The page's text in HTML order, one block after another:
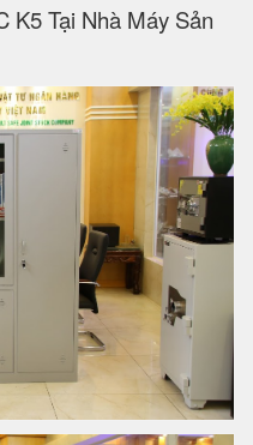
K5 Tại Nhà Máy Sản